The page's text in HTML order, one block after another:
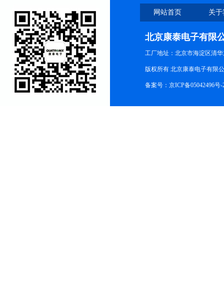
网站首页 关
北京康泰电子有限
工厂地址：北京市海淀区清
版权所有 北京康泰电子有限
备案号： 京ICP备05042496号-